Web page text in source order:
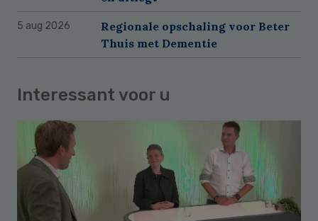
5 aug 2026
Regionale opschaling voor Beter
Thuis met Dementie
Interessant voor u